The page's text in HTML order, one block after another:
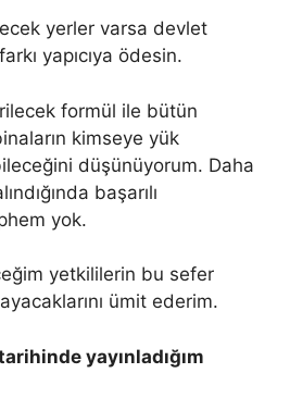
yerler varsa devlet
yapıcıya ödesin.
formül ile bütün
kimseye yük
düşünüyorum. Daha
başarılı
yok.
yetkililerin bu sefer
ümit ederim.
yayınladığım